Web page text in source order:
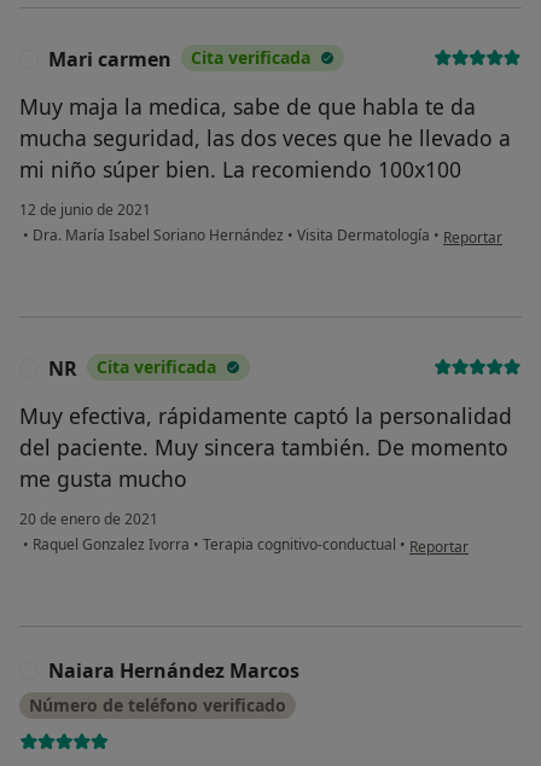
Mari carmen Cita verificada
Muy maja la medica, sabe de que habla te da
mucha seguridad, las dos veces que he llevado a
mi niño súper bien. La recomiendo 100x100
12 de junio de 2021
• Dra. María Isabel Soriano Hernández • Visita Dermatología • en opinión
Reportar
NR Cita verificada
Muy efectiva, rápidamente captó la personalidad
del paciente. Muy sincera también. De momento
me gusta mucho
20 de enero de 2021
• Raquel Gonzalez Ivorra • Terapia cognitivo-conductual • en opinión del
Reportar
Naiara Hernández Marcos
Número de teléfono verificado